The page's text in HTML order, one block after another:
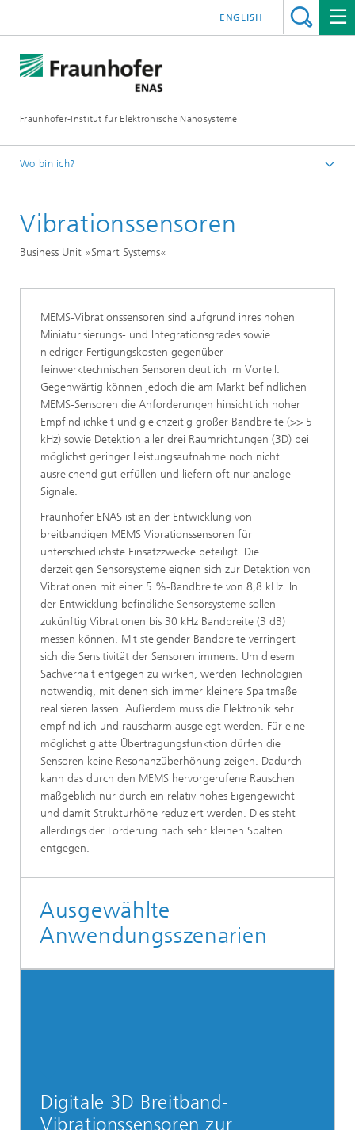
Fraunhofer-Institut für Elektronische Nanosysteme
ENGLISH
Wo bin ich?
Business Units
Vibrationssensoren
Business Unit »Smart Systems«
MEMS-Vibrationssensoren sind aufgrund ihres hohen
Miniaturisierungs- und Integrationsgrades sowie
niedriger Fertigungskosten gegenüber
feinwerktechnischen Sensoren deutlich im Vorteil.
Gegenwärtig können jedoch die am Markt befindlichen
MEMS-Sensoren die Anforderungen hinsichtlich hoher
Empfindlichkeit und gleichzeitig großer Bandbreite (>> 5
kHz) sowie Detektion aller drei Raumrichtungen (3D) bei
möglichst geringer Leistungsaufnahme noch nicht
ausreichend gut erfüllen und liefern oft nur analoge
Signale.
Fraunhofer ENAS ist an der Entwicklung von
breitbandigen MEMS Vibrationssensoren für
unterschiedlichste Einsatzzwecke beteiligt. Die
derzeitigen Sensorsysteme eignen sich zur Detektion von
Vibrationen mit einer 5 %-Bandbreite von 8,8 kHz. In
der Entwicklung befindliche Sensorsysteme sollen
zukünftig Vibrationen bis 30 kHz Bandbreite (3 dB)
messen können. Mit steigender Bandbreite verringert
sich die Sensitivität der Sensoren immens. Um diesem
Sachverhalt entgegen zu wirken, werden Technologien
notwendig, mit denen sich immer kleinere Spaltmaße
realisieren lassen. Außerdem muss die Elektronik sehr
empfindlich und rauscharm ausgelegt werden. Für eine
möglichst glatte Übertragungsfunktion dürfen die
Sensoren keine Resonanzüberhöhung zeigen. Dadurch
kann das durch den MEMS hervorgerufene Rauschen
maßgeblich nur durch ein relativ hohes Eigengewicht
und damit Strukturhöhe reduziert werden. Dies steht
allerdings der Forderung nach sehr kleinen Spalten
entgegen.
Ausgewählte
Anwendungsszenarien
Digitale 3D Breitband-
Vibrationssensoren zur